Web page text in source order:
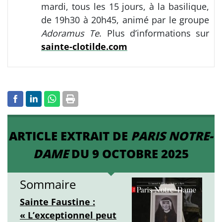
mardi, tous les 15 jours, à la basilique,
de 19h30 à 20h45, animé par le groupe
Adoramus Te. Plus d’informations sur
sainte-clotilde.com
ARTICLE EXTRAIT DE PARIS NOTRE-
DAMEDU 9 OCTOBRE 2025
Sommaire
Sainte Faustine :
« L’exceptionnel peut